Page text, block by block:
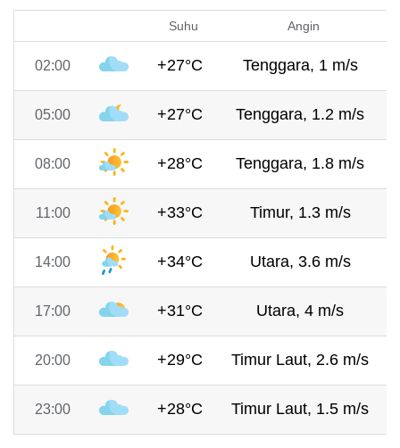
Suhu Angin
02:00 +27°C Tenggara, 1 m/s
05:00 +27°C Tenggara, 1.2 m/s
08:00 +28°C Tenggara, 1.8 m/s
11:00 +33°C Timur, 1.3 m/s
14:00 +34°C Utara, 3.6 m/s
17:00 +31°C Utara, 4 m/s
20:00 +29°C Timur Laut, 2.6 m/s
23:00 +28°C Timur Laut, 1.5 m/s